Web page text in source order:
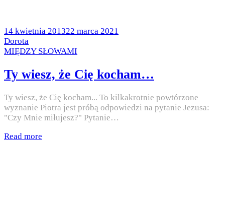
Posted
on
14 kwietnia 201322 marca 2021
by
Dorota
Posted
MIĘDZY SŁOWAMI
Ty wiesz, że Cię kocham…
Ty wiesz, że Cię kocham... To kilkakrotnie powtórzone
wyznanie Piotra jest próbą odpowiedzi na pytanie Jezusa:
"Czy Mnie miłujesz?" Pytanie…
Read more